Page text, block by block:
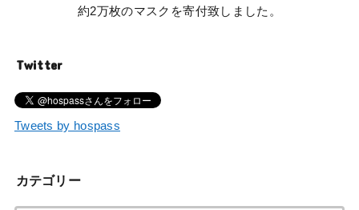
約2万枚のマスクを寄付致しました。
Twitter
Tweets by hospass
カテゴリー